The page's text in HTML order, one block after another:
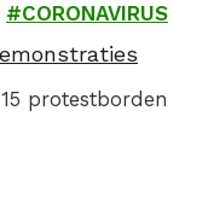
CORONAVIRUS
protestborden